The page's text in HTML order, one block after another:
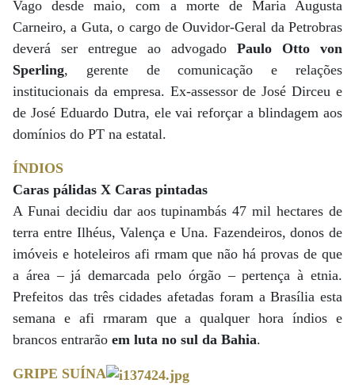
Vago desde maio, com a morte de Maria Augusta
Carneiro, a Guta, o cargo de Ouvidor-Geral da Petrobras
deverá ser entregue ao advogado Paulo Otto von
Sperling, gerente de comunicação e relações
institucionais da empresa. Ex-assessor de José Dirceu e
de José Eduardo Dutra, ele vai reforçar a blindagem aos
domínios do PT na estatal.
ÍNDIOS
Caras pálidas X Caras pintadas
A Funai decidiu dar aos tupinambás 47 mil hectares de
terra entre Ilhéus, Valença e Una. Fazendeiros, donos de
imóveis e hoteleiros afi rmam que não há provas de que
a área – já demarcada pelo órgão – pertença à etnia.
Prefeitos das três cidades afetadas foram a Brasília esta
semana e afi rmaram que a qualquer hora índios e
brancos entrarão em luta no sul da Bahia.
GRIPE SUÍNA